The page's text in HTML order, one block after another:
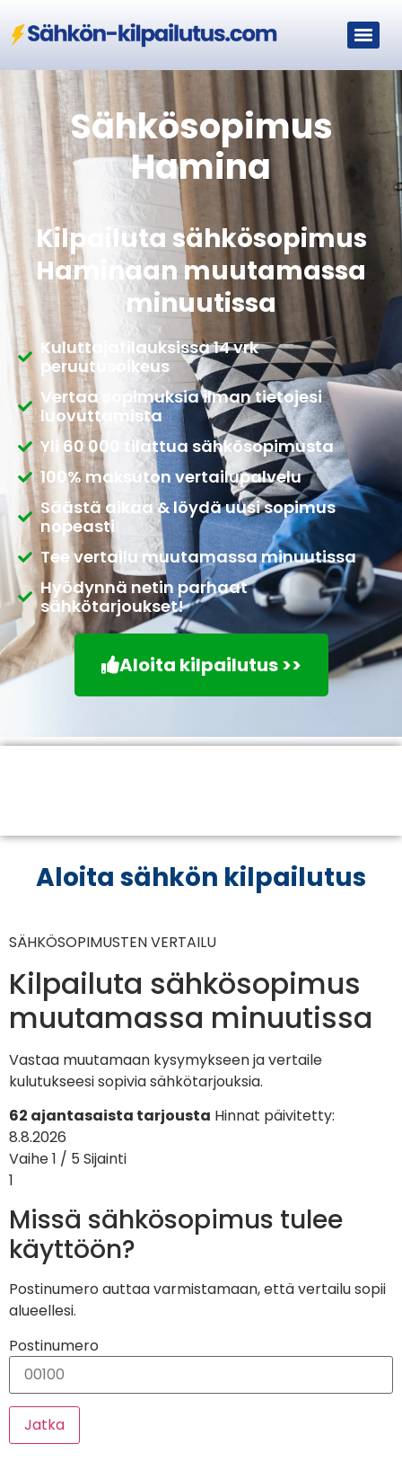
Sähkösopimus
Hamina
Kilpailuta sähkösopimus
Haminaan muutamassa
minuutissa
Kuluttajatilauksissa 14 vrk
peruutusoikeus
Vertaa sopimuksia ilman tietojesi
luovuttamista
Yli 60 000 tilattua sähkösopimusta
100% maksuton vertailupalvelu
Säästä aikaa & löydä uusi sopimus
nopeasti
Tee vertailu muutamassa minuutissa
Hyödynnä netin parhaat
sähkötarjoukset!
Aloita kilpailutus >>
Aloita sähkön kilpailutus
SÄHKÖSOPIMUSTEN VERTAILU
Kilpailuta sähkösopimus
muutamassa minuutissa
Vastaa muutamaan kysymykseen ja vertaile
kulutukseesi sopivia sähkötarjouksia.
62 ajantasaista tarjousta Hinnat päivitetty:
8.8.2026
Vaihe 1 / 5 Sijainti
1
Missä sähkösopimus tulee
käyttöön?
Postinumero auttaa varmistamaan, että vertailu sopii
alueellesi.
Postinumero
Jatka